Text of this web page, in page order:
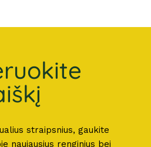
straipsnius, gaukite
naujausius renginius bei